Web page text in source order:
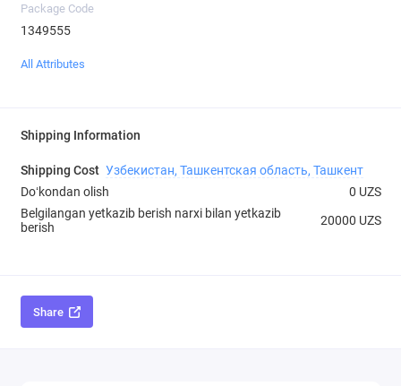
Package Code
1349555
All Attributes
Shipping Information
Shipping Cost Узбекистан, Ташкентская область, Ташкент
Doʻkondan olish
0 UZS
Belgilangan yetkazib berish narxi bilan yetkazib
berish
20000 UZS
Share